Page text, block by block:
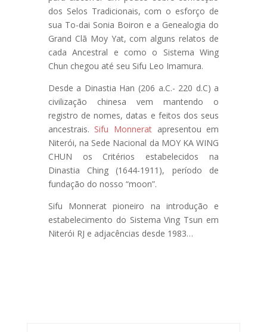
dos Selos Tradicionais, com o esforço de
sua To-dai Sonia Boiron e a Genealogia do
Grand Clã Moy Yat, com alguns relatos de
cada Ancestral e como o Sistema Wing
Chun chegou até seu Sifu Leo Imamura.
Desde a Dinastia Han (206 a.C.- 220 d.C) a
civilização chinesa vem mantendo o
registro de nomes, datas e feitos dos seus
ancestrais. Sifu Monnerat apresentou em
Niterói, na Sede Nacional da MOY KA WING
CHUN os Critérios estabelecidos na
Dinastia Ching (1644-1911), período de
fundação do nosso “moon”.
Sifu Monnerat pioneiro na introdução e
estabelecimento do Sistema Ving Tsun em
Niterói RJ e adjacências desde 1983…